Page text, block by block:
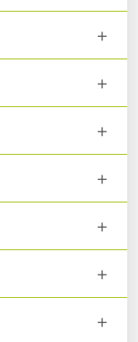
+
+
+
+
+
+
+